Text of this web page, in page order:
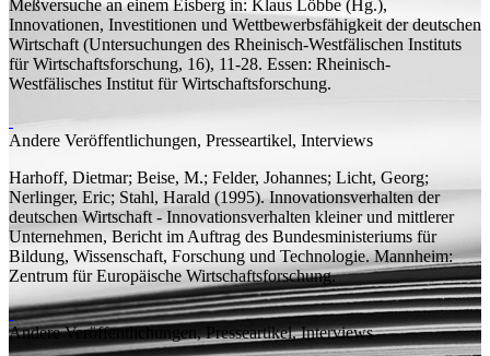
Meßversuche an einem Eisberg in: Klaus Löbbe (Hg.),
Innovationen, Investitionen und Wettbewerbsfähigkeit der deutschen
Wirtschaft (Untersuchungen des Rheinisch-Westfälischen Instituts
für Wirtschaftsforschung, 16), 11-28. Essen: Rheinisch-
Westfälisches Institut für Wirtschaftsforschung.
Andere Veröffentlichungen, Presseartikel, Interviews
Harhoff, Dietmar; Beise, M.; Felder, Johannes; Licht, Georg;
Nerlinger, Eric; Stahl, Harald (1995).Innovationsverhalten der
deutschen Wirtschaft - Innovationsverhalten kleiner und mittlerer
Unternehmen, Bericht im Auftrag des Bundesministeriums für
Bildung, Wissenschaft, Forschung und Technologie.Mannheim:
Zentrum für Europäische Wirtschaftsforschung.
Andere Veröffentlichungen, Presseartikel, Interviews